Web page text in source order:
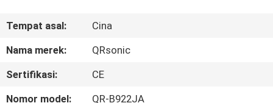
KAMI
PABRIK
Tempat asal:
Cina
Nama merek:
QRsonic
Sertifikasi:
CE
Nomor model:
QR-B922JA